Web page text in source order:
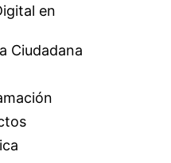
en
Ciudadana